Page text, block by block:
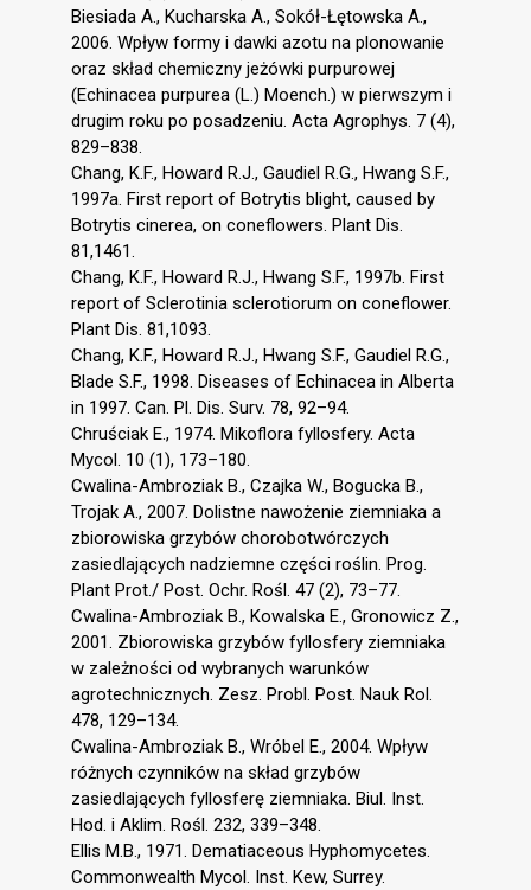
Biesiada A., Kucharska A., Sokół-Łętowska A.,
2006. Wpływ formy i dawki azotu na plonowanie
oraz skład chemiczny jeżówki purpurowej
(Echinacea purpurea (L.) Moench.) w pierwszym i
drugim roku po posadzeniu. Acta Agrophys. 7 (4),
829–838.
Chang, K.F., Howard R.J., Gaudiel R.G., Hwang S.F.,
1997a. First report of Botrytis blight, caused by
Botrytis cinerea, on coneflowers. Plant Dis.
81,1461.
Chang, K.F., Howard R.J., Hwang S.F., 1997b. First
report of Sclerotinia sclerotiorum on coneflower.
Plant Dis. 81,1093.
Chang, K.F., Howard R.J., Hwang S.F., Gaudiel R.G.,
Blade S.F., 1998. Diseases of Echinacea in Alberta
in 1997. Can. Pl. Dis. Surv. 78, 92–94.
Chruściak E., 1974. Mikoflora fyllosfery. Acta
Mycol. 10 (1), 173–180.
Cwalina-Ambroziak B., Czajka W., Bogucka B.,
Trojak A., 2007. Dolistne nawożenie ziemniaka a
zbiorowiska grzybów chorobotwórczych
zasiedlających nadziemne części roślin. Prog.
Plant Prot./ Post. Ochr. Rośl. 47 (2), 73–77.
Cwalina-Ambroziak B., Kowalska E., Gronowicz Z.,
2001. Zbiorowiska grzybów fyllosfery ziemniaka
w zależności od wybranych warunków
agrotechnicznych. Zesz. Probl. Post. Nauk Rol.
478, 129–134.
Cwalina-Ambroziak B., Wróbel E., 2004. Wpływ
różnych czynników na skład grzybów
zasiedlających fyllosferę ziemniaka. Biul. Inst.
Hod. i Aklim. Rośl. 232, 339–348.
Ellis M.B., 1971. Dematiaceous Hyphomycetes.
Commonwealth Mycol. Inst. Kew, Surrey.